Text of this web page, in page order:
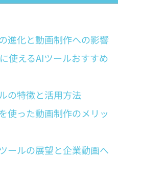
進化と動画制作への影響
使えるAIツールおすすめ
の特徴と活用方法
使った動画制作のメリッ
ールの展望と企業動画へ